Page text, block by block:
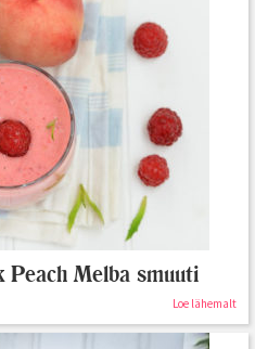
Melba smuuti
Loe lähemalt